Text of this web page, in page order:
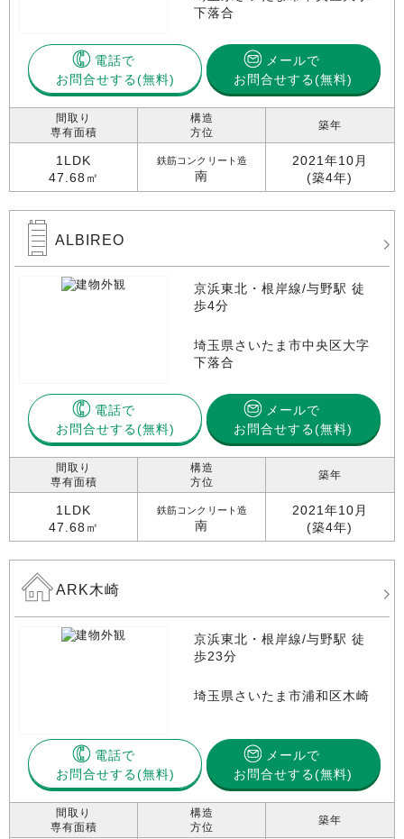
下落合
電話で
お問合せする
メールで
お問合せする(無料)
間取り
専有面積
1LDK
47.68㎡
構造
方位
鉄筋コンクリート造
南
築年
2021年10月
(築4年)
ALBIREO
京浜東北・根岸線/与野駅 徒
歩4分
埼玉県さいたま市中央区大字
下落合
電話で
お問合せする
メールで
お問合せする(無料)
間取り
専有面積
1LDK
47.68㎡
構造
方位
鉄筋コンクリート造
南
築年
2021年10月
(築4年)
ARK木崎
京浜東北・根岸線/与野駅 徒
歩23分
埼玉県さいたま市浦和区木崎
電話で
お問合せする
メールで
お問合せする(無料)
間取り
専有面積
構造
方位
築年